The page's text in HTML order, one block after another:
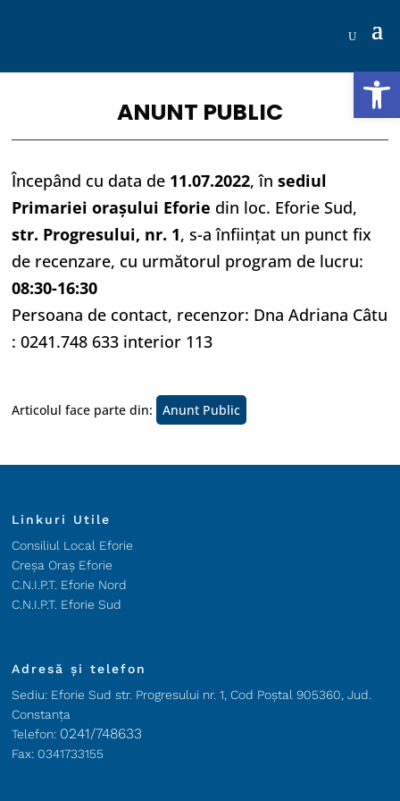
ANUNT PUBLIC
Începând cu data de 11.07.2022, însediul
Primariei orașului Eforie din loc. Eforie Sud,
str. Progresului, nr. 1, s-a înființat un punct fix
de recenzare, cu următorul program de lucru:
08:30-16:30
Persoana de contact, recenzor: Dna Adriana Câtu
: 0241.748 633 interior 113
Articolul face parte din: Anunt Public
Linkuri Utile
Consiliul Local Eforie
Creșa Oraș Eforie
C.N.I.P.T. Eforie Nord
C.N.I.P.T. Eforie Sud
Adresă și telefon
Sediu: Eforie Sud str. Progresului nr. 1, Cod Poştal 905360, Jud.
Constanţa
Telefon: 0241/748633
Fax: 0341733155